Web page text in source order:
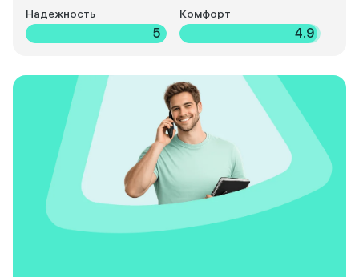
Надежность
5
Комфорт
4.9